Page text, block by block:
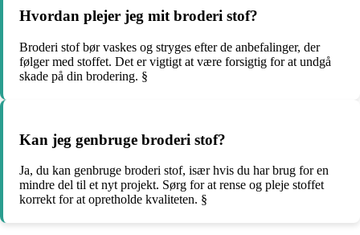
Hvordan plejer jeg mit broderi stof?
Broderi stof bør vaskes og stryges efter de anbefalinger, der
følger med stoffet. Det er vigtigt at være forsigtig for at undgå
skade på din brodering. §
Kan jeg genbruge broderi stof?
Ja, du kan genbruge broderi stof, især hvis du har brug for en
mindre del til et nyt projekt. Sørg for at rense og pleje stoffet
korrekt for at opretholde kvaliteten. §